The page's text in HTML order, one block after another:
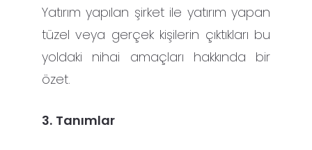
Yatırım yapılan şirket ile yatırım yapan
tüzel veya gerçek kişilerin çıktıkları bu
yoldaki nihai amaçları hakkında bir
özet.
3. Tanımlar